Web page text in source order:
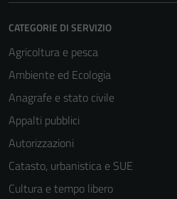
CATEGORIE DI SERVIZIO
Agricoltura e pesca
Ambiente ed Ecologia
Anagrafe e stato civile
Appalti pubblici
Autorizzazioni
Catasto, urbanistica e SUE
Cultura e tempo libero